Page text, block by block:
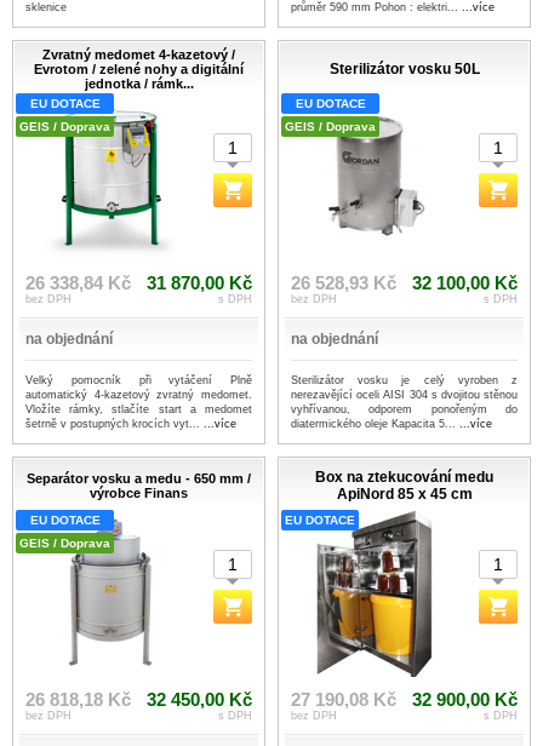
sklenice
průměr 590 mm Pohon : elektri... ...více
Zvratný medomet 4-kazetový /
Evrotom / zelené nohy a digitální
jednotka / rámk...
EU DOTACE
GEIS / Doprava
26 338,84 Kč
bez DPH
31 870,00 Kč
s DPH
na objednání
Velký pomocník při vytáčení Plně
automatický 4-kazetový zvratný medomet.
Vložíte rámky, stlačíte start a medomet
šetrně v postupných krocích vyt... ...více
Sterilizátor vosku 50L
EU DOTACE
GEIS / Doprava
26 528,93 Kč
bez DPH
32 100,00 Kč
s DPH
na objednání
Sterilizátor vosku je celý vyroben z
nerezavějící oceli AISI 304 s dvojitou stěnou
vyhřívanou, odporem ponořeným do
diatermického oleje Kapacita 5... ...více
Separátor vosku a medu - 650 mm /
výrobce Finans
EU DOTACE
GEIS / Doprava
26 818,18 Kč
bez DPH
32 450,00 Kč
s DPH
Box na ztekucování medu
ApiNord 85 x 45 cm
EU DOTACE
27 190,08 Kč
bez DPH
32 900,00 Kč
s DPH